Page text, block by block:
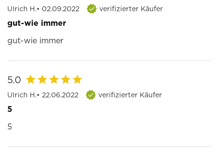
Ulrich H.• 02.09.2022 verifizierter Käufer
gut-wie immer
gut-wie immer
5.0
Ulrich H.• 22.06.2022 verifizierter Käufer
5
5